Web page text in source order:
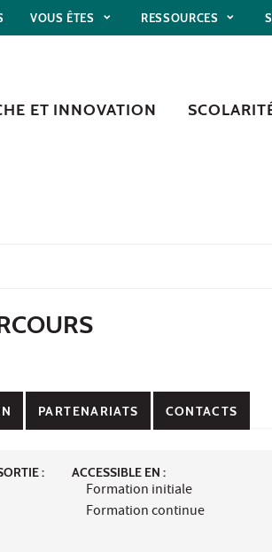
VOUS ÊTES RESSOURCES
ET INNOVATION
PARTENARIATS CONTACTS
: ACCESSIBLE EN :
Formation initiale
Formation continue